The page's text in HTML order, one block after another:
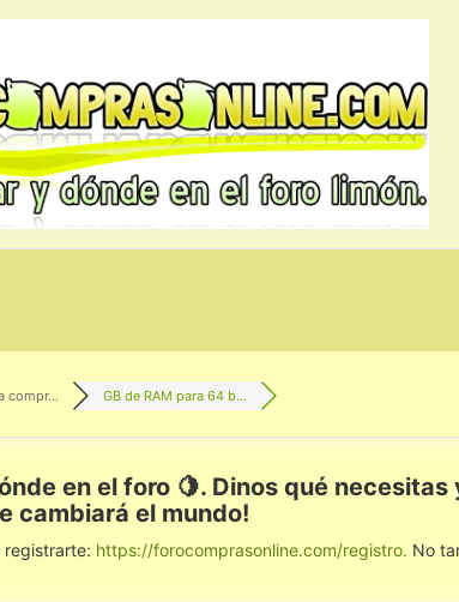
compr... GB de RAM para 64 b...
en el foro 🍋. Dinos qué
cambiará el mundo!
registrarte: https://forocomprasonline.com/registro. No